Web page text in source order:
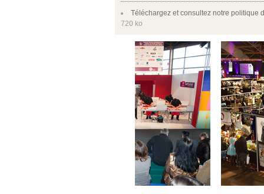
Téléchargez et consultez notre politique
720 ko